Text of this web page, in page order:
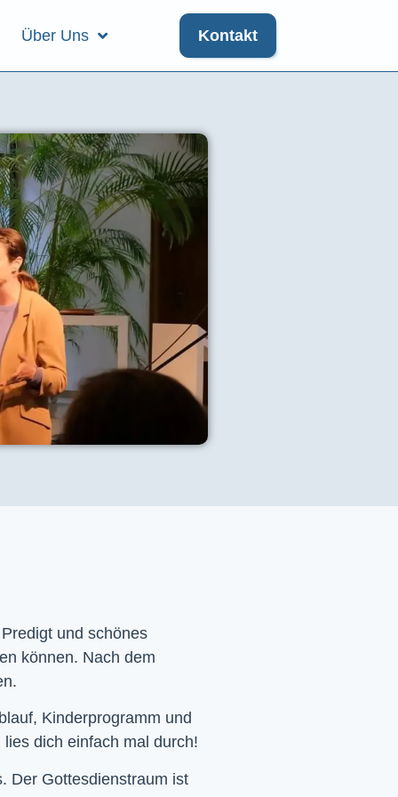
Über Uns Kontakt
und schönes
können. Nach dem
Kinderprogramm und
dich einfach mal durch!
Der Gottesdienstraum ist